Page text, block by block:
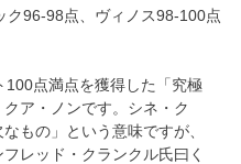
ク96-98点、ヴィノス98-100点
点満点を獲得した「究極
ア・ノンです。シネ・ク
もの」という意味ですが、
レッド・クランクル氏曰く